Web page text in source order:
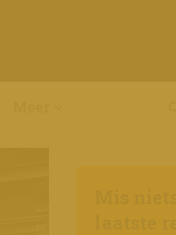
Mis
laatste